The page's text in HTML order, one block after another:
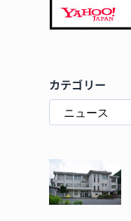
カテゴリー